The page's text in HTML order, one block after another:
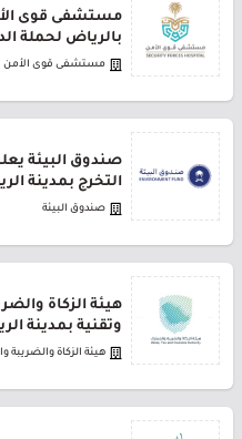
مستشفى قوى
بالرياض لحملة
مستشفى قوى الأمن
صندوق البيئة
التخرج بمدينة
صندوق البيئة
هيئة الزكاة
وتقنية بمدينة
هيئة الزكاة والضريبة